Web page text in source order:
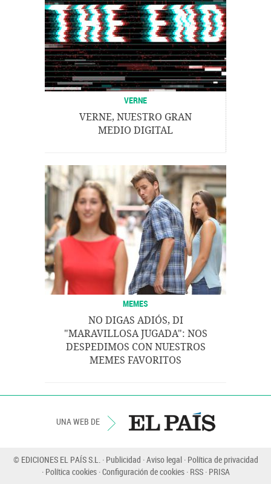
VERNE
VERNE, NUESTRO GRAN
MEDIO DIGITAL
MEMES
NO DIGAS ADIÓS, DI
"MARAVILLOSA JUGADA": NOS
DESPEDIMOS CON NUESTROS
MEMES FAVORITOS
UNA WEB DE
© EDICIONES EL PAÍS S.L. Publicidad Aviso legal Política de privacidad
Política cookies Configuración de cookies RSS PRISA